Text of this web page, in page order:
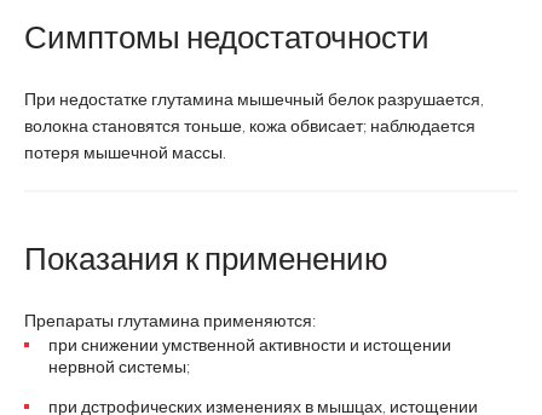
Симптомы недостаточности
При недостатке глутамина мышечный белок разрушается,
волокна становятся тоньше, кожа обвисает; наблюдается
потеря мышечной массы.
Показания к применению
Препараты глутамина применяются:
при снижении умственной активности и истощении
нервной системы;
при дстрофических изменениях в мышцах, истощении